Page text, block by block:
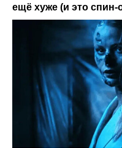
ещё хуже (и это